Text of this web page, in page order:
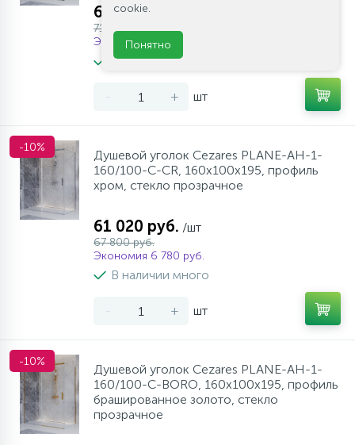
63 990 руб.
71 100 руб.
Экономия 7 110 руб.
В наличии мало
- + шт
-10%
Душевой уголок Cezares PLANE-AH-1-
160/100-C-CR, 160х100х195, профиль
хром, стекло прозрачное
61 020 руб. /шт
67 800 руб.
Экономия 6 780 руб.
В наличии много
- + шт
-10%
Душевой уголок Cezares PLANE-AH-1-
160/100-C-BORO, 160х100х195, профиль
брашированное золото, стекло
прозрачное
cookie.
Понятно